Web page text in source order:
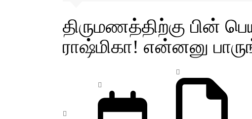
திருமணத்திற்கு பின்
ராஷ்மிகா! என்னனு